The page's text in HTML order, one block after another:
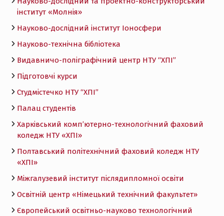
інститут «Молнія»
Науково-дослідний інститут Іоносфери
Науково-технічна бібліотека
Видавничо-поліграфічний центр НТУ “ХПІ”
Підготовчі курси
Студмістечко НТУ “ХПІ”
Палац студентів
Харківський комп’ютерно-технологічний фаховий
коледж НТУ «ХПI»
Полтавський політехнічний фаховий коледж НТУ
«ХПI»
Міжгалузевий інститут післядипломної освіти
Освітній центр «Німецький технічний факультет»
Європейський освітньо-науково технологічний